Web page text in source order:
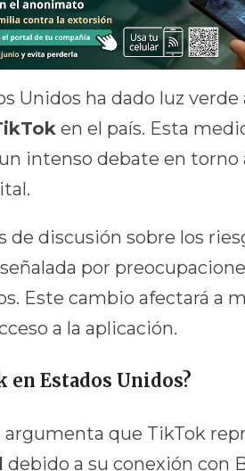
Unidos ha dado luz
en el país. Esta
intenso debate en torno
de discusión sobre los
por
Este cambio afectará a
a la aplicación.
en Estados Unidos?
que TikTok
debido a su conexión con